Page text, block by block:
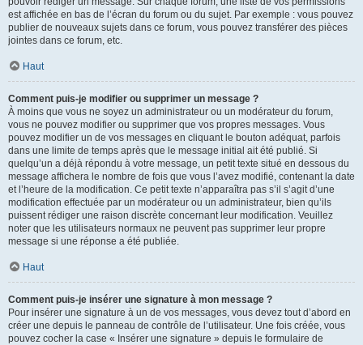
est affichée en bas de l’écran du forum ou du sujet. Par exemple : vous pouvez
publier de nouveaux sujets dans ce forum, vous pouvez transférer des pièces
jointes dans ce forum, etc.
Haut
Comment puis-je modifier ou supprimer un message ?
À moins que vous ne soyez un administrateur ou un modérateur du forum,
vous ne pouvez modifier ou supprimer que vos propres messages. Vous
pouvez modifier un de vos messages en cliquant le bouton adéquat, parfois
dans une limite de temps après que le message initial ait été publié. Si
quelqu’un a déjà répondu à votre message, un petit texte situé en dessous du
message affichera le nombre de fois que vous l’avez modifié, contenant la date
et l’heure de la modification. Ce petit texte n’apparaîtra pas s’il s’agit d’une
modification effectuée par un modérateur ou un administrateur, bien qu’ils
puissent rédiger une raison discrète concernant leur modification. Veuillez
noter que les utilisateurs normaux ne peuvent pas supprimer leur propre
message si une réponse a été publiée.
Haut
Comment puis-je insérer une signature à mon message ?
Pour insérer une signature à un de vos messages, vous devez tout d’abord en
créer une depuis le panneau de contrôle de l’utilisateur. Une fois créée, vous
pouvez cocher la case « Insérer une signature » depuis le formulaire de